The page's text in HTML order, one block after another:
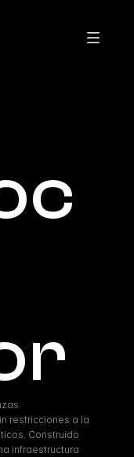
restricciones a la
Construido
infraestructura